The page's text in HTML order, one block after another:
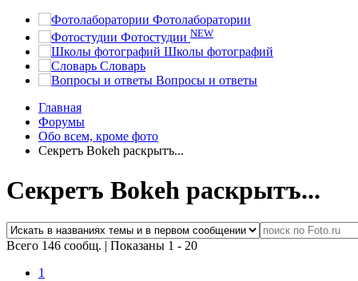
Фотолаборатории
Фотостудии NEW
Школы фотографий
Словарь
Вопросы и ответы
Главная
Форумы
Обо всем, кроме фото
Секретъ Bokeh раскрытъ...
Секретъ Bokeh раскрытъ...
Всего 146 сообщ. | Показаны 1 - 20
1